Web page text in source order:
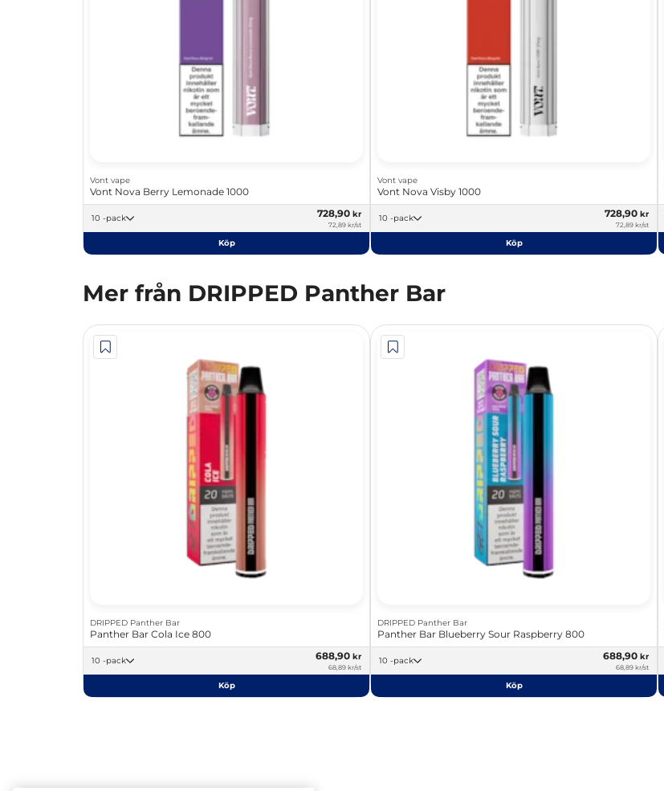
Vont vape
Vont Nova Berry Lemonade 1000
10 -pack 728,90 kr
72,89 kr/st
Köp
Vont vape
Vont Nova Visby 1000
10 -pack 728,90 kr
72,89 kr/st
Köp
Mer från DRIPPED Panther Bar
DRIPPED Panther Bar
Panther Bar Cola Ice 800
10 -pack 688,90 kr
68,89 kr/st
Köp
DRIPPED Panther Bar
Panther Bar Blueberry Sour Raspberry 800
10 -pack 688,90 kr
68,89 kr/st
Köp